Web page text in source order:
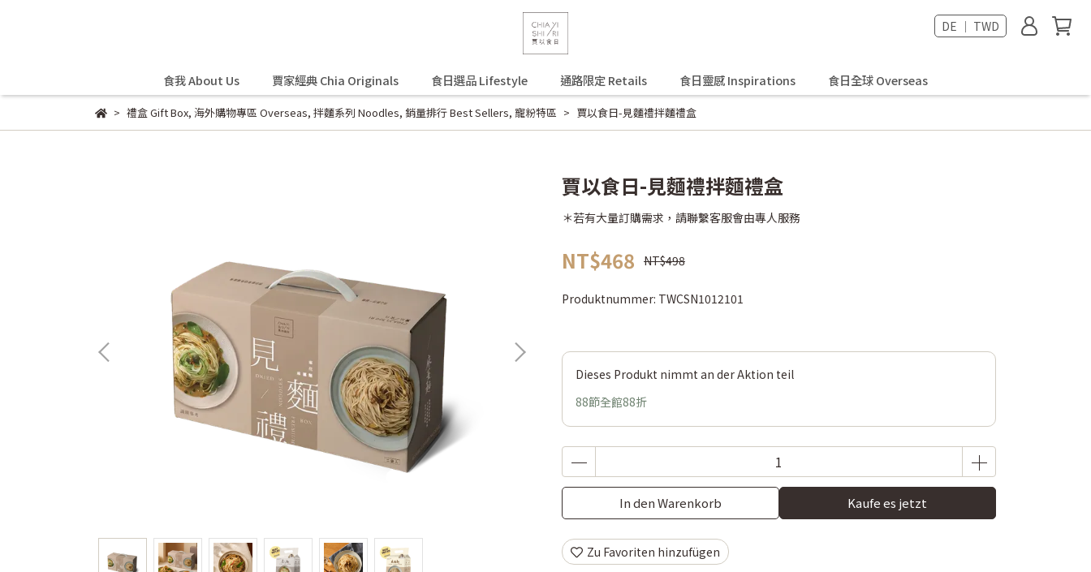
DE ｜ TWD
食我 About Us 賈家經典 Chia Originals 食日選品 Lifestyle 通路限定 Retails 食日靈感 Inspirations 食日全球 Overseas
禮盒 Gift Box, 海外購物專區 Overseas, 拌麵系列 Noodles, 銷量排行 Best Sellers, 寵粉特區 賈以食日-見麵禮拌麵禮盒
賈以食日-見麵禮拌麵禮盒
＊若有大量訂購需求，請聯繫客服會由專人服務
NT$468 NT$498
Produktnummer: TWCSN1012101
Dieses Produkt nimmt an der Aktion teil
88節全館88折
In den Warenkorb Kaufe es jetzt
Zu Favoriten hinzufügen